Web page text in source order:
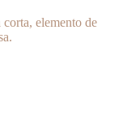
elemento de